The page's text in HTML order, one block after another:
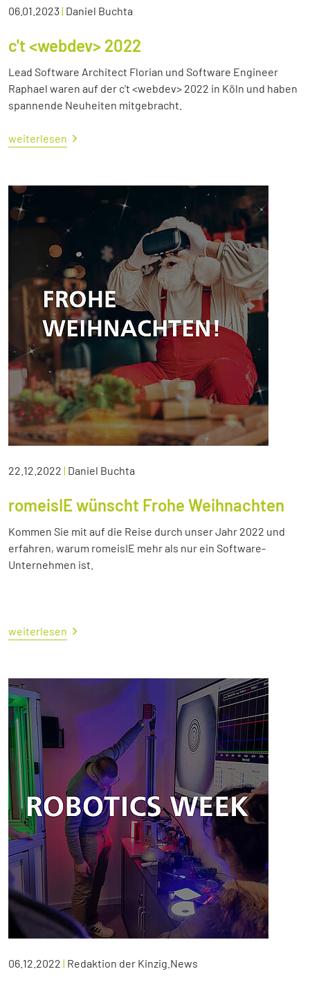
06.01.2023| Daniel Buchta
c't <webdev> 2022
Lead Software Architect Florian und Software Engineer
Raphael waren auf der c't <webdev> 2022 in Köln und haben
spannende Neuheiten mitgebracht.
weiterlesen
22.12.2022 | Daniel Buchta
romeisIE wünscht Frohe Weihnachten
Kommen Sie mit auf die Reise durch unser Jahr 2022 und
erfahren, warum romeisIE mehr als nur ein Software-
Unternehmen ist.
weiterlesen
06.12.2022 | Redaktion der Kinzig.News